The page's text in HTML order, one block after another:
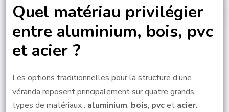
Quel matériau privilégier
entre aluminium, bois, pvc
et acier ?
Les options traditionnelles pour la structure d’une
véranda reposent principalement sur quatre grands
types de matériaux : aluminium, bois, pvcet acier.